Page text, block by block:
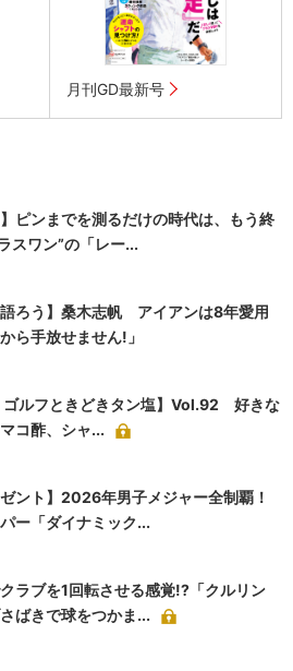
月刊GD最新号
】ピンまでを測るだけの時代は、もう終
スワン”の「レー...
語ろう】桑木志帆 アイアンは8年愛用
ら手放せません!」
ゴルフときどきタン塩】Vol.92 好きな
コ酢、シャ...
ゼント】2026年男子メジャー全制覇！
ー「ダイナミック...
ラブを1回転させる感覚!?「クルリン
ばきで球をつかま...